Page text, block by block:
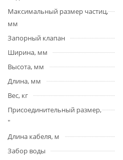
Максимальный размер частиц,
мм
Запорный клапан
Ширина, мм
Высота, мм
Длина, мм
Вес, кг
Присоединительный размер,
"
Длина кабеля, м
Забор воды